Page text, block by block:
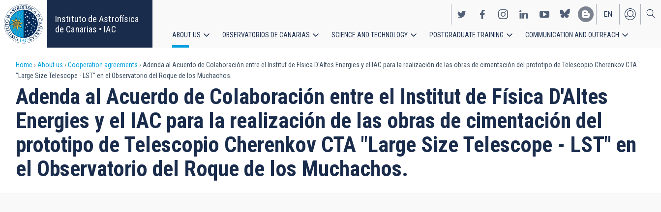
Skip
to
main
content
Instituto de Astrofísica
de Canarias • IAC
EN
ES
Main
navigation
ABOUT US OBSERVATORIOS DE CANARIAS SCIENCE AND TECHNOLOGY POSTGRADUATE TRAINING COMMUNICATION AND OUTREACH
Breadcrumb
Home About us Cooperation agreements
Adenda al Acuerdo de Colaboración entre el Institut de Física D'Altes Energies y el IAC para la realización de las obras de cimentación del prototipo de Telescopio Cherenkov CTA
"Large Size Telescope - LST" en el Observatorio del Roque de los Muchachos.
Adenda al Acuerdo de Colaboración entre el Institut de Física D'Altes
Energies y el IAC para la realización de las obras de cimentación del
prototipo de Telescopio Cherenkov CTA "Large Size Telescope - LST" en
el Observatorio del Roque de los Muchachos.